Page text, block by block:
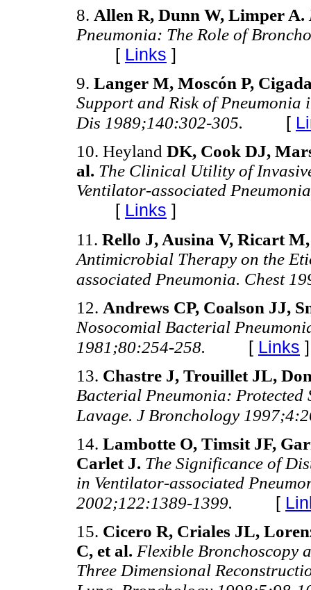
8. Allen R, Dunn W, Limper A.
Pneumonia: The Role of
[ Links ]
9. Langer M, Moscón P,
Support and Risk of
Dis 1989;140:302-305.
[
10. Heyland DK, Cook DJ,
al. The Clinical Utility of
Ventilator-associated
[ Links ]
11. Rello J, Ausina V, Ricart
Antimicrobial Therapy on the
associated Pneumonia. Chest
12. Andrews CP, Coalson JJ,
Nosocomial Bacterial
1981;80:254-258.
[ Links ]
13. Chastre J, Trouillet JL,
Bacterial Pneumonia: Protected
Lavage. J Bronchology
14. Lambotte O, Timsit JF,
Carlet J. The Significance of
in Ventilator-associated
2002;122:1389-1399.
[
15. Cicero R, Criales JL,
C, et al. Flexible Bronchoscopy
Three Dimensional